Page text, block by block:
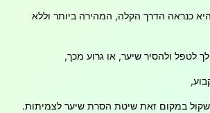
כנראה הדרך הקלה, המהירה ביותר וללא
לטפל ולהסיר שיער, או גרוע מכך,
במקום זאת שיטת הסרת שיער לצמיתות.